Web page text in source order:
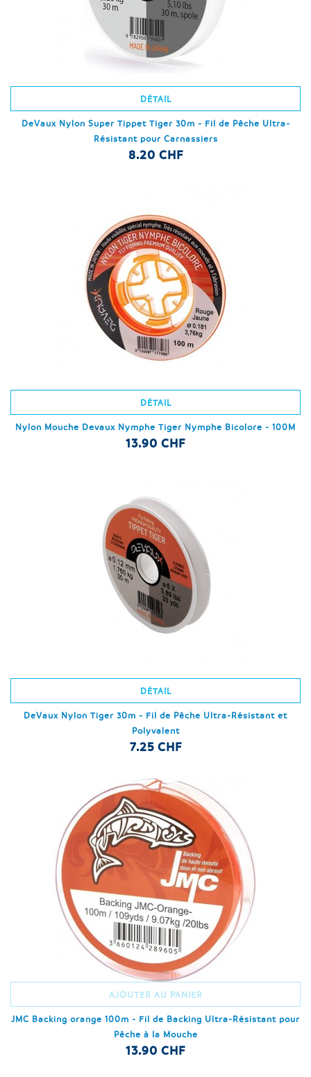
DÉTAIL
DeVaux Nylon Super Tippet Tiger 30m - Fil de Pêche Ultra-
Résistant pour Carnassiers
8.20 CHF
DÉTAIL
Nylon Mouche Devaux Nymphe Tiger Nymphe Bicolore - 100M
13.90 CHF
DÉTAIL
DeVaux Nylon Tiger 30m - Fil de Pêche Ultra-Résistant et
Polyvalent
7.25 CHF
AJOUTER AU PANIER
JMC Backing orange 100m - Fil de Backing Ultra-Résistant pour
Pêche à la Mouche
13.90 CHF